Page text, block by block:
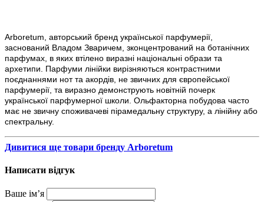
Arboretum, авторський бренд української парфумерії,
заснований Владом Зваричем, зконцентрований на ботанічних
парфумах, в яких втілено виразні національні образи та
архетипи. Парфуми лінійки вирізняються контрастними
поєднаннями нот та акордів, не звичних для європейської
парфумерії, та виразно демонструють новітній почерк
української парфумерної школи. Ольфакторна побудова часто
має не звичну споживачеві пірамедальну структуру, а лінійну або
спектральну.
Дивитися ще товари бренду Arboretum
Написати відгук
Ваше ім’я